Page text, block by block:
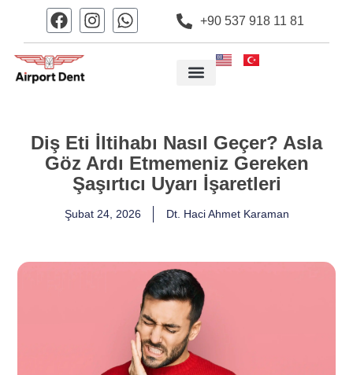
+90 537 918 11 81
Diş Eti İltihabı Nasıl Geçer? Asla
Göz Ardı Etmemeniz Gereken
Şaşırtıcı Uyarı İşaretleri
Şubat 24, 2026 Dt. Haci Ahmet Karaman